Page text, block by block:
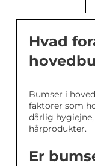
Hvad
Bumser i
faktorer som
dårlig
hårprodukter.
Er